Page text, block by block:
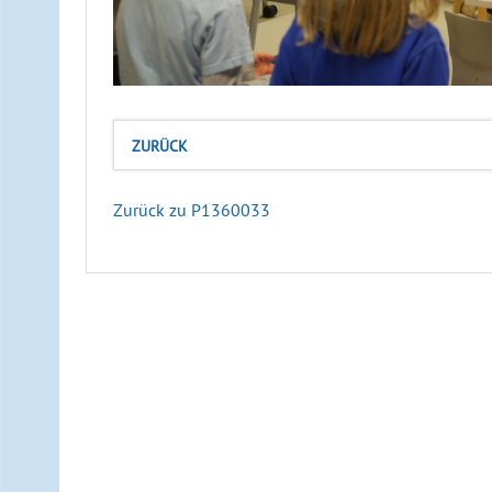
ZURÜCK
Zurück zu P1360033